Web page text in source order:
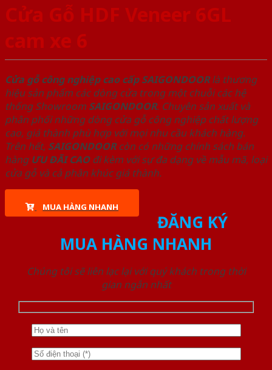
Cửa Gỗ HDF Veneer 6GL
cam xe 6
Cửa gỗ công nghiệp cao cấp SAIGONDOORlà thương
hiệu sản phẩm các dòng cửa trong một chuỗi các hệ
thống Showroom SAIGONDOOR. Chuyên sản xuất và
phân phối những dòng cửa gỗ công nghiệp chất lượng
cao, giá thành phù hợp với mọi nhu cầu khách hàng.
Trên hết, SAIGONDOORcòn có những chính sách bán
hàng ƯU ĐÃI CAOđi kèm với sự đa dạng về mẫu mã, loại
cửa gỗ và cả phân khúc giá thành.
MUA HÀNG NHANH
ĐĂNG KÝ
MUA HÀNG NHANH
Chúng tôi sẽ liên lạc lại với quý khách trong thời
gian ngắn nhất